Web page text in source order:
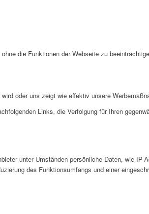
die Funktionen der Webseite zu
oder uns zeigt wie effektiv unsere
Links, die Verfolgung für Ihren
unter Umständen persönliche Daten, wie
des Funktionsumfangs und einer